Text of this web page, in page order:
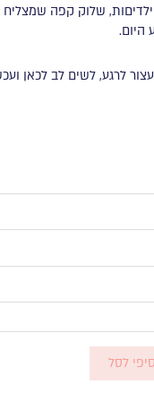
שלוק קפה
היום.
לרגע, לשים לב לכאן
לסל